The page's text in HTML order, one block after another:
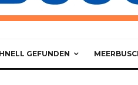
GEFUNDEN